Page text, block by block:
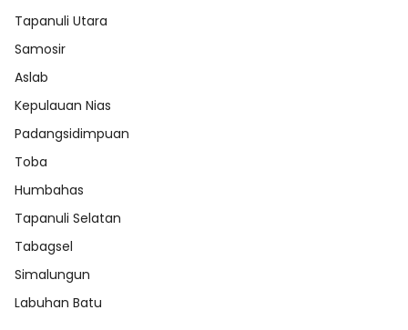
Tapanuli Utara
Samosir
Aslab
Kepulauan Nias
Padangsidimpuan
Toba
Humbahas
Tapanuli Selatan
Tabagsel
Simalungun
Labuhan Batu